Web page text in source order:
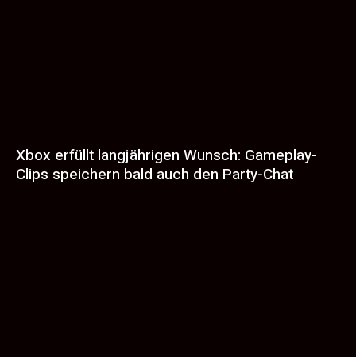
Xbox erfüllt langjährigen Wunsch: Gameplay-
Clips speichern bald auch den Party-Chat